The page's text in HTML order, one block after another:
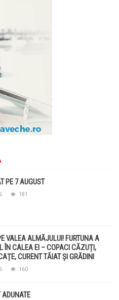
PE 7 AUGUST
181
VALEA ALMĂJULUI! FURTUNA A
ÎN CALEA EI – COPACI CĂZUȚI,
CURENT TĂIAT ȘI GRĂDINI
160
ADUNATE